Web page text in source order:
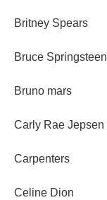
Britney Spears
Bruce Springsteen
Bruno mars
Carly Rae Jepsen
Carpenters
Celine Dion